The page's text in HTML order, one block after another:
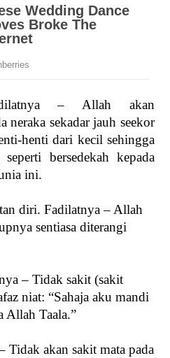
– Allah akan
neraka sekadar jauh seekor
henti dari kecil sehingga
bersedekah kepada
ini.
diri. Fadilatnya – Allah
sentiasa diterangi
– Tidak sakit (sakit
niat: “Sahaja aku mandi
Allah Taala.”
Tidak akan sakit mata pada